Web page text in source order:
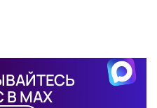
MAX